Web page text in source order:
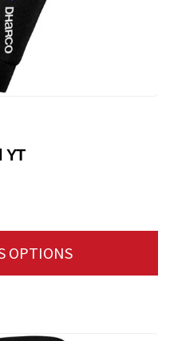
YT
OPTIONS